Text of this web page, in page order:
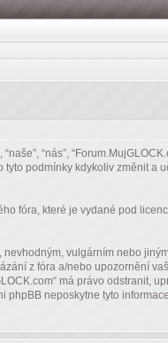
“nás”,
podmínky kdykoliv změnit a
fóra, které je vydané pod licencí
vulgárním nebo
z fóra a/nebo upozornění
má právo
phpBB neposkytne tyto